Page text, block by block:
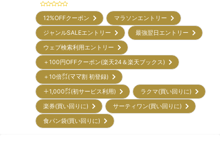
12%OFFクーポン
マラソンエントリー
ジャンルSALEエントリー
最強翌日エントリー
ウェブ検索利用エントリー
＋100円OFFクーポン(楽天24＆楽天ブックス)
＋10倍㌽(ママ割 初登録)
＋1,000㌽(初サービス利用)
ラクマ(買い回りに)
楽券(買い回りに)
サーティワン(買い回りに)
食パン袋(買い回りに)